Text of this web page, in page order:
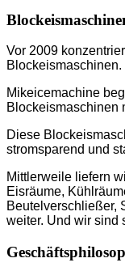
Vor 2009
Blockeismaschinen.
Mikeicemachine
Blockeismaschinen
Diese
stromsparend und
Mittlerweile liefern
Eisräume,
Beutelverschließer,
weiter. Und wir sind